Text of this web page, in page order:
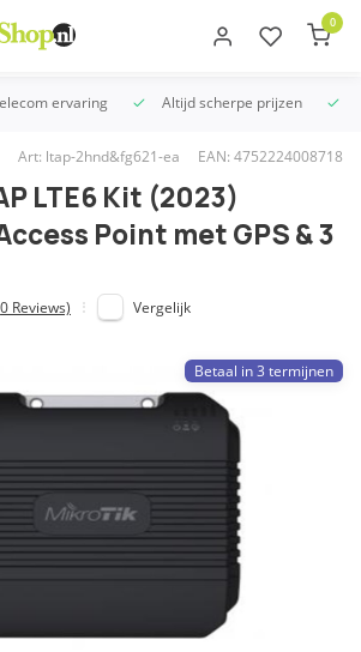
0
ervaring Altijd scherpe prijzen
Art: ltap-2hnd&fg621-ea EAN: 4752224008718
LTE6 Kit (2023)
Point met GPS & 3
Reviews) Vergelijk
Betaal in 3 termijnen